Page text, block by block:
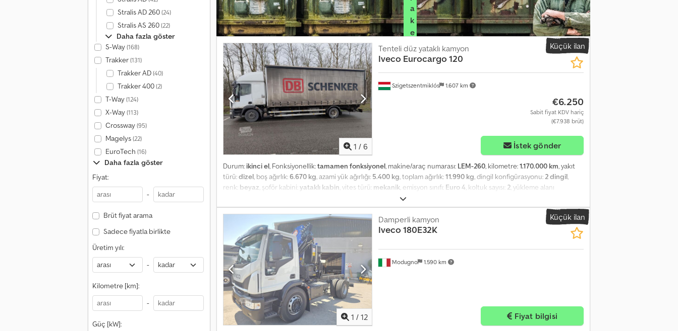
Stralis AD 260(24)
Stralis AS 260(22)
Daha fazla göster
S-Way(168)
Trakker(131)
Trakker AD(40)
Trakker 400(2)
T-Way(124)
X-Way(113)
Crossway(95)
Magelys(22)
EuroTech (16)
Daha fazla göster
Fiyat:
-
Brüt fiyat arama
Sadece fiyatla birlikte
Üretim yılı:
-
Kilometre [km]:
-
Güç [kW]:
a
k
e
t
i
i
m
d
i
b
i
l
g
l
Küçük ilan
1 / 6
Szigetszentmiklós 1.607 km
Tenteli düz yataklı kamyon
Iveco Eurocargo 120
€6.250
Sabit fiyat KDV hariç
(€7.938 brüt)
İstek gönder
Durum: ikinci el, Fonksiyonellik:tamamen fonksiyonel, makine/araç numarası: LEM-260, kilometre:1.170.000 km, yakıt
türü:dizel , boş ağırlık:6.670 kg , azami yük ağırlığı: 5.400 kg , toplam ağırlık:11.990 kg , dingil konfigürasyonu: 2 dingil
renk: beyaz , şoför kabini:yataklı kabin , vites türü: mekanik , emisyon sınıfı: Euro 4 , koltuk sayısı: 2 , yükleme alanı
, Üretim yılı:
elektrikli cam sistemi, hidrolik arka platform, hidrolik direksiyon, hız sabitleyici, kamyon kaydı, park ısıtıcısı, 1. tönleme
Credpfxozr Hwqs Afqof
Küçük ilan
1 / 12
Modugno 1.590 km
Damperli kamyon
Iveco180E32K
Fiyat bilgisi